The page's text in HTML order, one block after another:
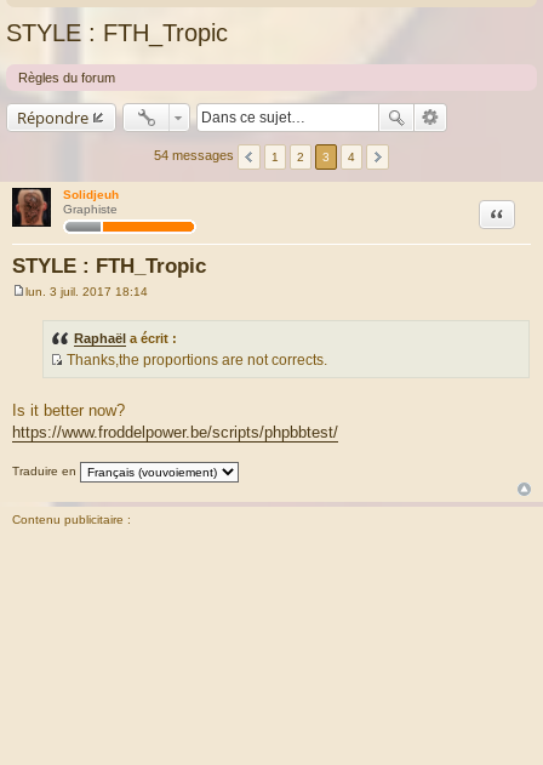
STYLE : FTH_Tropic
Règles du forum
Répondre
54 messages 1 2 3 4
Solidjeuh
Graphiste
STYLE : FTH_Tropic
Citation
lun. 3 juil. 2017 18:14
Raphaël a écrit :
u
r
d
u
Thanks,the proportions are not corrects.
Is it better now?
https://www.froddelpower.be/scripts/phpbbtest/
Traduire en
Contenu publicitaire :